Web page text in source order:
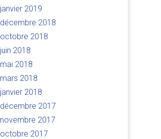
janvier 2019
décembre 2018
octobre 2018
juin 2018
mai 2018
mars 2018
janvier 2018
décembre 2017
novembre 2017
octobre 2017